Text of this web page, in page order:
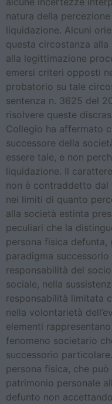
natura della
liquidazione. Alcuni
questa circostanza alla
alla legittimazione
emersi criteri opposti
probatorio su tale
sentenza n. 3625 del
risolvere queste
Collegio ha affermato
successore della
essere tale, e non
liquidazione. Il
non è contraddetto
nei limiti di quanto
alla società estinta
peculiari che la
persona fisica defunta,
paradigma
responsabilità del
sociale, nella
responsabilità limitata
nella volontarietà
elementi
fenomeno societario
successorio
persona fisica, che
patrimonio personale
defunto non